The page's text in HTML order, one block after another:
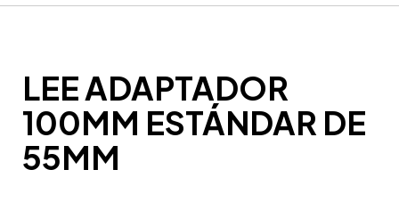
LEE ADAPTADOR
100MM ESTÁNDAR DE
55MM